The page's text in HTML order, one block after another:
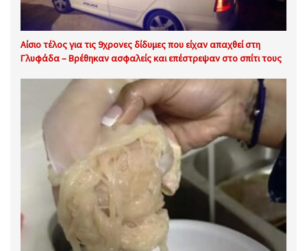
Αίσιο τέλος για τις 9χρονες δίδυμες που είχαν απαχθεί στη
Γλυφάδα – Βρέθηκαν ασφαλείς και επέστρεψαν στο σπίτι τους